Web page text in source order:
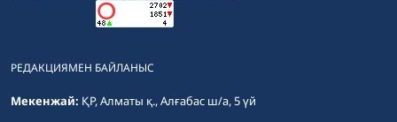
РЕДАКЦИЯМЕН БАЙЛАНЫС
Мекенжай: ҚР, Алматы қ., Алғабас ш/а, 5 үй